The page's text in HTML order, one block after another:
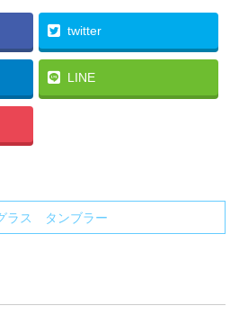
twitter
LINE
ラス タンブラー